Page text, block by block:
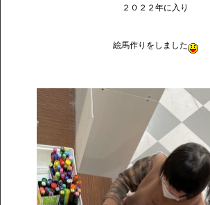
２０２２年に入り
絵馬作りをしました